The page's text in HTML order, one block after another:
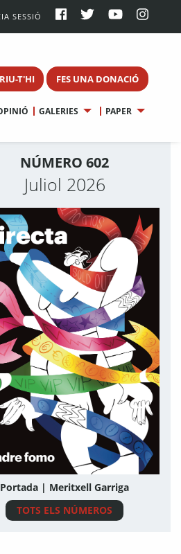
SESSIÓ
T'HI FES UNA DONACIÓ
GALERIES PAPER
NÚMERO 602
Juliol 2026
Portada | Meritxell Garriga
TOTS ELS NÚMEROS